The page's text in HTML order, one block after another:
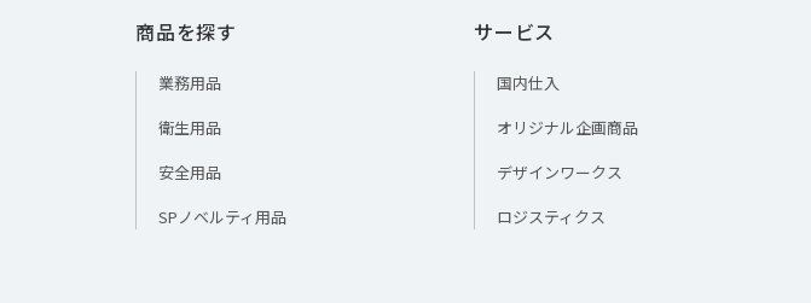
商品を探す
業務用品
衛生用品
安全用品
SPノベルティ用品
サービス
国内仕入
オリジナル企画商品
デザインワークス
ロジスティクス